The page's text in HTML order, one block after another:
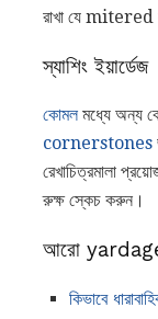
রাখা যে mitered
স্যাশিং ইয়ার্ডেজ
কোমলমধ্যে অন্য
cornerstones
রেখাচিত্রমালা
রুক্ষ স্কেচ করুন।
আরো yardage
কিভাবে